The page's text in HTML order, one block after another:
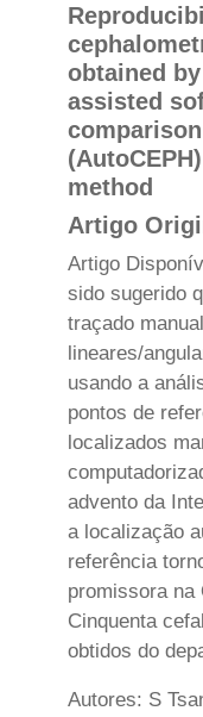
obtained
assisted
method
Artigo
Artigo
sido sugerido
traçado
lineares/
usando a
pontos de
localizados
advento da
a localização
referência
promissora na
Cinquenta
obtidos do
Autores: S